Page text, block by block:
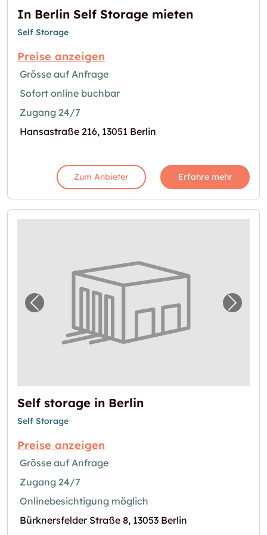
In Berlin Self Storage mieten
Self Storage
Preise anzeigen
Grösse auf Anfrage
Sofort online buchbar
Zugang 24/7
Hansastraße 216, 13051 Berlin
Zum Anbieter Erfahre mehr
Vorheriges Bild für "Self storage in Berlin"
Self storage in Berlin
Self Storage
Preise anzeigen
Grösse auf Anfrage
Zugang 24/7
Onlinebesichtigung möglich
Bürknersfelder Straße 8, 13053 Berlin